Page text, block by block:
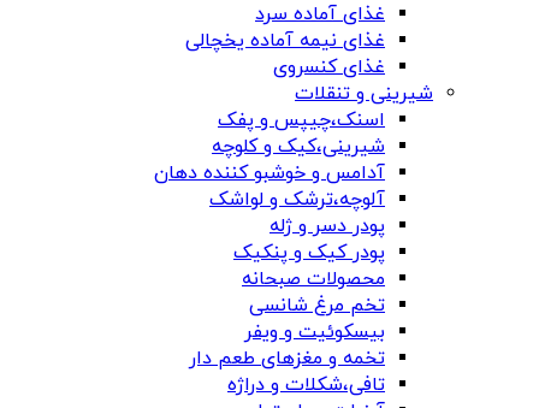
غذای آماده سرد
غذای نیمه آماده یخچالی
غذای کنسروی
شیرینی و تنقلات
اسنک،چیپس و پفک
شیرینی،کیک و کلوچه
آدامس و خوشبو کننده دهان
آلوچه،ترشک و لواشک
پودر دسر و ژله
پودر کیک و پنکیک
محصولات صبحانه
تخم مرغ شانسی
بیسکوئیت و ویفر
تخمه و مغزهای طعم دار
تافی،شکلات و دراژه